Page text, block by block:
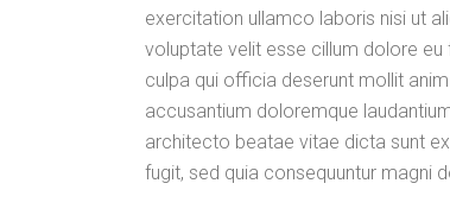
exercitation ullamco laboris nisi ut
voluptate velit esse cillum dolore
culpa qui officia deserunt mollit
accusantium doloremque
architecto beatae vitae dicta sunt
fugit, sed quia consequuntur magni